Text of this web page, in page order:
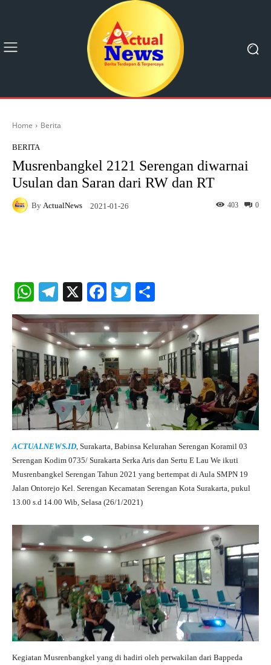
Home Berita
BERITA
Musrenbangkel 2121 Serengan diwarnai
Usulan dan Saran dari RW dan RT
By ActualNews 2021-01-26 0
403
W
ha
ts
A
pp
Te
le
gr
a
m
X
Fa
ce
bo
ok
T
wi
tte
r
ha
re
ACTUALNEWS.ID, Surakarta, Babinsa Kelurahan Serengan Koramil 03
Serengan Kodim 0735/ Surakarta Serka Aris dan Sertu E Lau We ikuti
Musrenbangkel Serengan Tahun 2021 yang bertempat di Aula SMPN 19
Jalan Ontorejo Kel. Serengan Kecamatan Serengan Kota Surakarta, pukul
13.00 s.d 14.00 Wib, Selasa (26/1/2021)
Kegiatan Musrenbangkel yang di hadiri oleh perwakilan dari Bappeda